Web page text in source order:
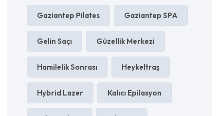
Gaziantep Pilates Gaziantep SPA
Gelin Saçı Güzellik Merkezi
Hamilelik Sonrası Heykeltraş
Hybrid Lazer Kalıcı Epilasyon